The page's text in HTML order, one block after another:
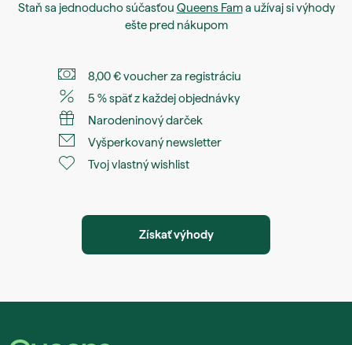
Staň sa jednoducho súčasťou Queens Fama užívaj si výhody
ešte pred nákupom
8,00 € voucher za registráciu
5 % späť z každej objednávky
Narodeninový darček
Vyšperkovaný newsletter
Tvoj vlastný wishlist
Získať výhody